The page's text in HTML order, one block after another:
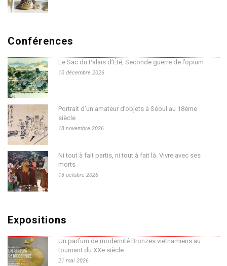
Conférences
Le Sac du Palais d’Été, Seconde guerre de l’opium
10 décembre 2026
Portrait d’un amateur d’objets à Séoul au 18ème
siècle
18 novembre 2026
Ni tout à fait partis, ni tout à fait là. Vivre avec ses
morts
13 octobre 2026
Expositions
Un parfum de modernité Bronzes vietnamiens au
tournant du XXe siècle
21 mai 2026